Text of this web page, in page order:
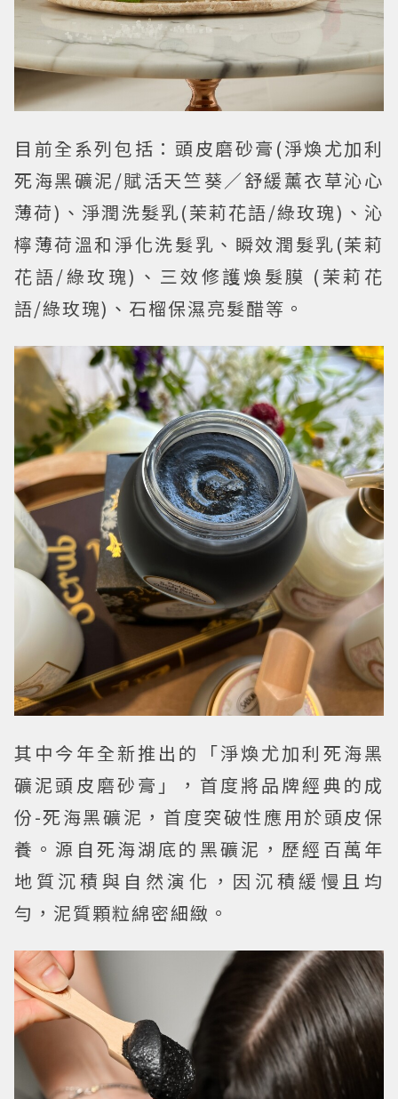
目前全系列包括：頭皮磨砂膏(淨煥尤加利
死海黑礦泥/賦活天竺葵／舒緩薰衣草沁心
薄荷)、淨潤洗髮乳(茉莉花語/綠玫瑰)、沁
檸薄荷溫和淨化洗髮乳、瞬效潤髮乳(茉莉
花語/綠玫瑰)、三效修護煥髮膜 (茉莉花
語/綠玫瑰)、石榴保濕亮髮醋等。
其中今年全新推出的「淨煥尤加利死海黑
礦泥頭皮磨砂膏」，首度將品牌經典的成
份-死海黑礦泥，首度突破性應用於頭皮保
養。源自死海湖底的黑礦泥，歷經百萬年
地質沉積與自然演化，因沉積緩慢且均
勻，泥質顆粒綿密細緻。